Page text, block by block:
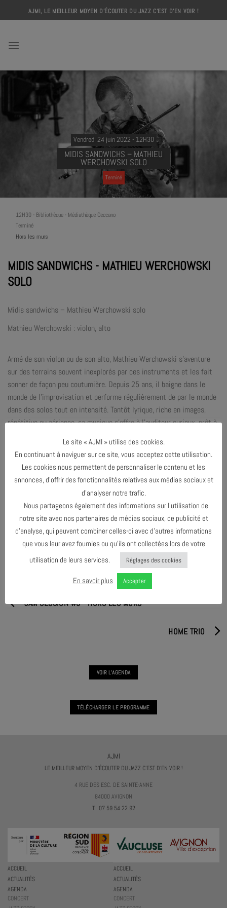
to
AJMI, LE MEILLEUR MOYEN D'ÉCOUTER DU JAZZ C'EST D'EN VOIR !
Vendredi 24 juin 2022 - 12H30
MIDIS SANDWICHS – MATHIEU
WERCHOWSKI SOLO
Terminé
12H30 - Bibliothèque - Médiathèque Ceccano
Terminé
Hors les murs
MIDIS SANDWICHS - MATHIEU WERCHOWSKI
SOLO
Midis sandwichs – Mathieu Werchowski solo
Mathieu Werchowski : violon, alto
Armé de son violon ou de son alto, Mathieu Werchowski s’aventure
sur des terrains souvent inexplorés par ces instruments et les fait
sonner de façon peu coutumière. Depuis 25 ans, il baigne dans le
monde de l’improvisation et performe régulièrement de par le monde
dans des solos tout en intensité. Tantôt lyrique, riche en images,
répétitive ou aérienne, sa musique s’offre à l’auditeur curieux, prêt à
pas. Un concert en solo offrant son lot de promesses poétiques et
soniques et qui se prolonge dans Noir Paradis, dernier disque du
musicien paru cette année sur le label Montagne Noire du GMEA.
PARTAGER & COMMENTER
JAM SESSION #8 - HORS LES MURS
HOME TRIO
VOIR L'AGENDA
TÉLÉCHARGER LE PROGRAMME
AJMI
LE MEILLEUR MOYEN D'ÉCOUTER DU JAZZ C'EST D'EN VOIR !
4 RUE DES ESC. DE SAINTE-ANNE
84000 AVIGNON
T. 07 59 54 22 92
ACCUEIL
ACTUALITÉS
AGENDA
CONCERT
ACCUEIL
ACTUALITÉS
AGENDA
CONCERT
Le site « AJMI » utilise des cookies.
En continuant à naviguer sur ce site, vous acceptez cette utilisation.
Les cookies nous permettent de personnaliser le contenu et les
annonces, d’offrir des fonctionnalités relatives aux médias sociaux et
d’analyser notre trafic.
Nous partageons également des informations sur l’utilisation de
notre site avec nos partenaires de médias sociaux, de publicité et
d’analyse, qui peuvent combiner celles-ci avec d’autres informations
que vous leur avez fournies ou qu’ils ont collectées lors de votre
utilisation de leurs services.
Réglages des cookies
En savoir plus Accepter